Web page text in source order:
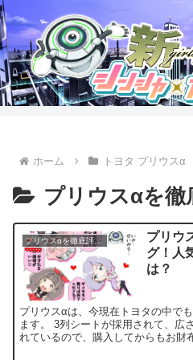
ホーム トヨタ プリウスα
プリウスαを徹
プリウスαを徹底評価！
プリウ
グ！人
は？
プリウスαは、今現在トヨタの中で
ます。 3列シートが採用されて、広
れているので、購入してからもお財